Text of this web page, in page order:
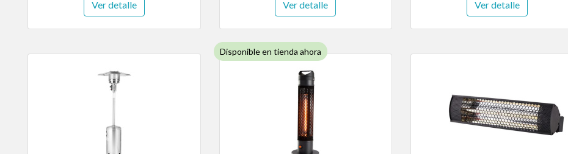
Ver detalle Ver detalle Ver detalle
Disponible en tienda ahora